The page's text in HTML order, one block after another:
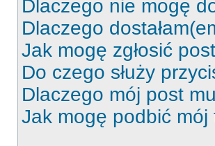
Dlaczego nie mogę
Dlaczego
Jak mogę zgłosić
Do czego służy
Dlaczego mój post
Jak mogę podbić mój